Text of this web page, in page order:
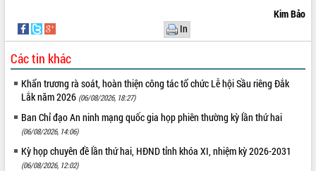
Nam Anh hùng” và trao Huân chương
Lao động
UBND tỉnh Đắk Lắk triển khai nhiệm
vụ 6 tháng cuối năm 2026
Kỳ họp thứ Hai, Hội đồng nhân dân
tỉnh khóa XI quyết nghị nhiều nội dung
quan trọng
Bí thư Tỉnh ủy Lương Nguyễn Minh
Triết thăm, tặng quà người có công với
cách mạng
ALBUM ẢNH
Kim Bảo
In
Các tin khác
Khẩn trương rà soát, hoàn thiện công tác tổ chức Lễ hội Sầu riêng Đắk
Lắk năm 2026 (06/08/2026, 18:27)
Ban Chỉ đạo An ninh mạng quốc gia họp phiên thường kỳ lần thứ hai
(06/08/2026, 14:06)
Kỳ họp chuyên đề lần thứ hai, HĐND tỉnh khóa XI, nhiệm kỳ 2026-2031
(06/08/2026, 12:02)